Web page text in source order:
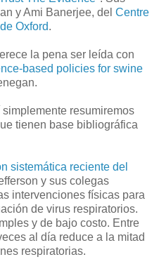
y Ami Banerjee, del Centre
Oxford.
la pena ser leída con
based policies for swine
resumiremos
tienen base bibliográfica
sistemática reciente del
y sus colegas
intervenciones físicas para
de virus respiratorios.
y de bajo costo. Entre
al día reduce a la mitad
respiratorias.